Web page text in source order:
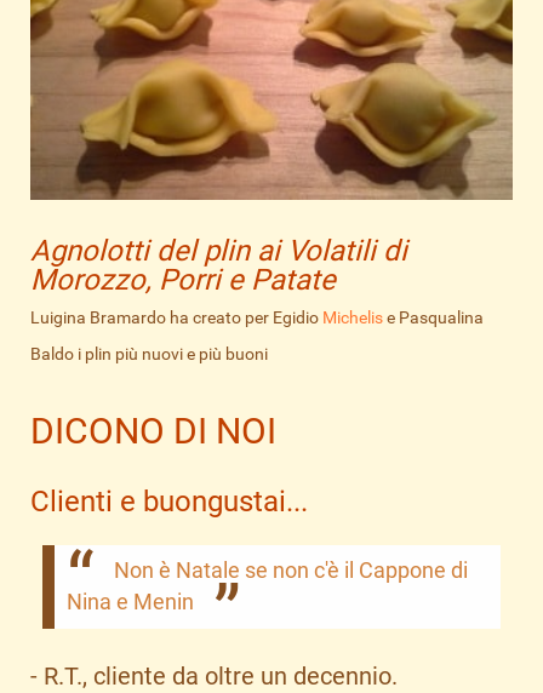
Agnolotti del plin ai Volatili di
Morozzo, Porri e Patate
Luigina Bramardo ha creato per Egidio Michelise Pasqualina
Baldo i plin più nuovi e più buoni
DICONO DI NOI
Clienti e buongustai...
Non è Natale se non c'è il Cappone di
Nina e Menin
- R.T., cliente da oltre un decennio.